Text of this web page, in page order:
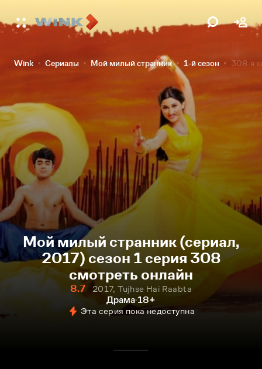
Wink Сериалы Мой милый странник 1-й сезон 308-я
Мой милый странник (сериал,
2017) сезон 1 серия 308
смотреть онлайн
8.7
2017, Tujhse Hai Raabta
Драма 18+
Эта серия пока недоступна